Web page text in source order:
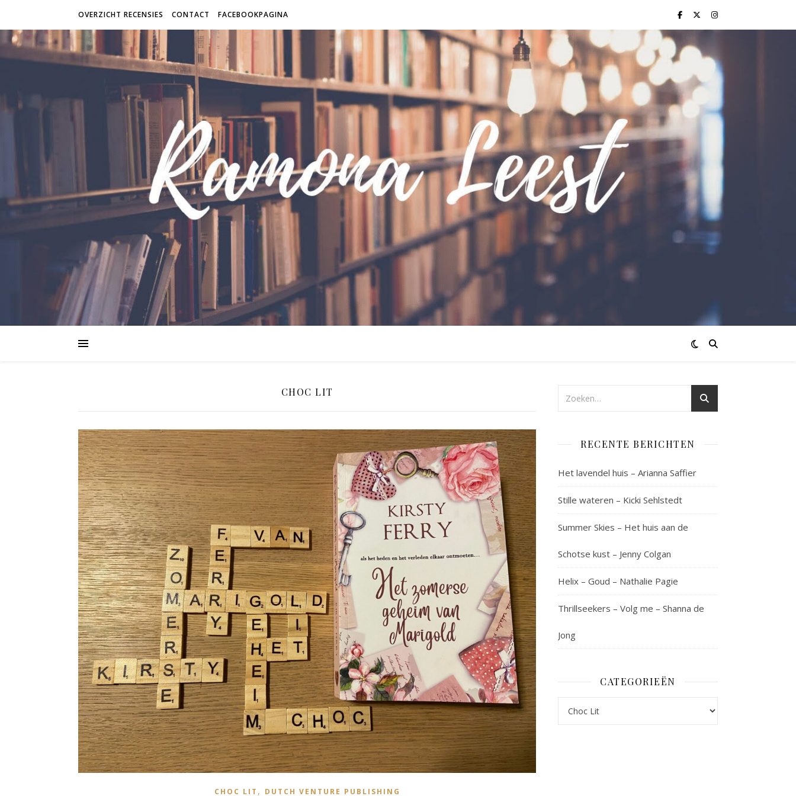
OVERZICHT RECENSIES CONTACT FACEBOOKPAGINA
CHOC LIT
CHOC LIT , DUTCH VENTURE PUBLISHING
RECENTE BERICHTEN
Het lavendel huis – Arianna Saffier
Stille wateren – Kicki Sehlstedt
Summer Skies – Het huis aan de
Schotse kust – Jenny Colgan
Helix – Goud – Nathalie Pagie
Thrillseekers – Volg me – Shanna de
Jong
CATEGORIEËN